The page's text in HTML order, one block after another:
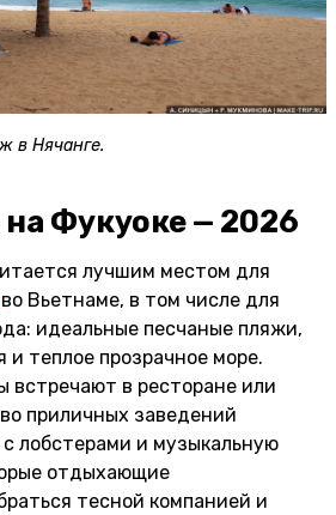
в Нячанге.
Фукуоке — 2026
лучшим местом для
во Вьетнаме, в том числе для
идеальные песчаные пляжи,
и теплое прозрачное море.
встречают в ресторане или
приличных заведений
лобстерами и музыкальную
отдыхающие
тесной компанией и